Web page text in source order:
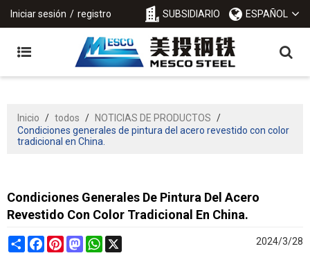
Iniciar sesión / registro SUBSIDIARIO ESPAÑOL
Inicio / todos / NOTICIAS DE PRODUCTOS /
Condiciones generales de pintura del acero revestido con color
tradicional en China.
Condiciones Generales De Pintura Del Acero
Revestido Con Color Tradicional En China.
ShareFacebookPinterestMastodonWhatsApp 2024/3/28